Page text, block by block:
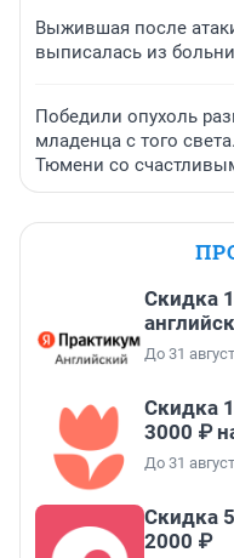
Выжившая после
выписалась из
Победили опухоль
младенца с того
Тюмени со
Скидка
До 31
Скидка
3000 ₽
До 31
Скидка
2000 ₽